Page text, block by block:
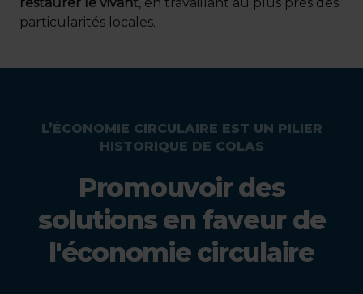
particularités locales.
L’ÉCONOMIE CIRCULAIRE EST UN PILIER
HISTORIQUE DE COLAS
Promouvoir des
solutions en faveur de
l'économie circulaire